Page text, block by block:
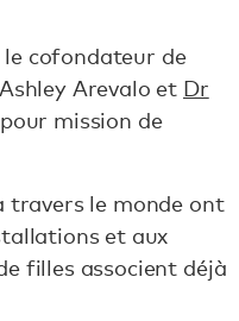
cofondateur de
Arevalo et Dr
mission de
travers le monde ont
et aux
filles associent déjà